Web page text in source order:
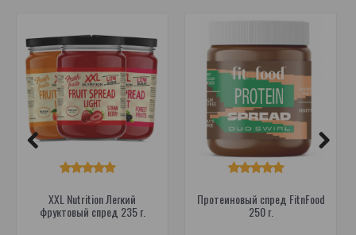
XXL Nutrition Легкий
фруктовый спред 235 г.
Протеиновый спред FitnFood
250 г.